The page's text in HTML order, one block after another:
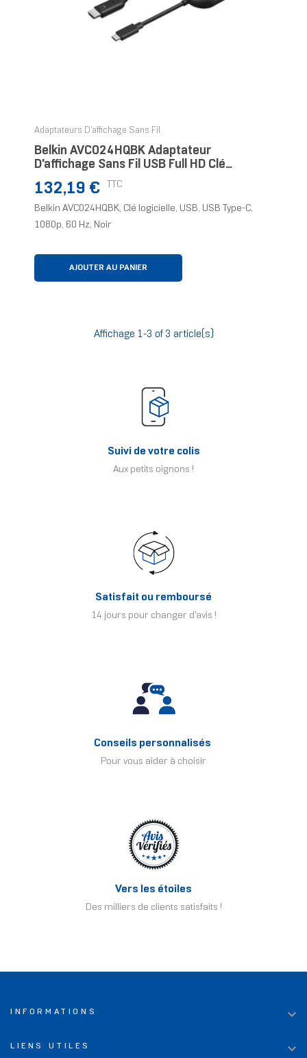
Adaptateurs D'affichage Sans Fil
Belkin AVC024HQBK Adaptateur
D'affichage Sans Fil USB Full HD Clé
Prix
132,19 € TTC
Belkin AVC024HQBK, Clé logicielle, USB, USB Type-C,
1080p, 60 Hz, Noir
AJOUTER AU PANIER
Affichage 1-3 of 3 article(s)
Suivi de votre colis
Aux petits oignons !
Satisfait ou remboursé
14 jours pour changer d'avis !
Conseils personnalisés
Pour vous aider à choisir
Vers les étoiles
Des milliers de clients satisfaits !
INFORMATIONS 
LIENS UTILES 